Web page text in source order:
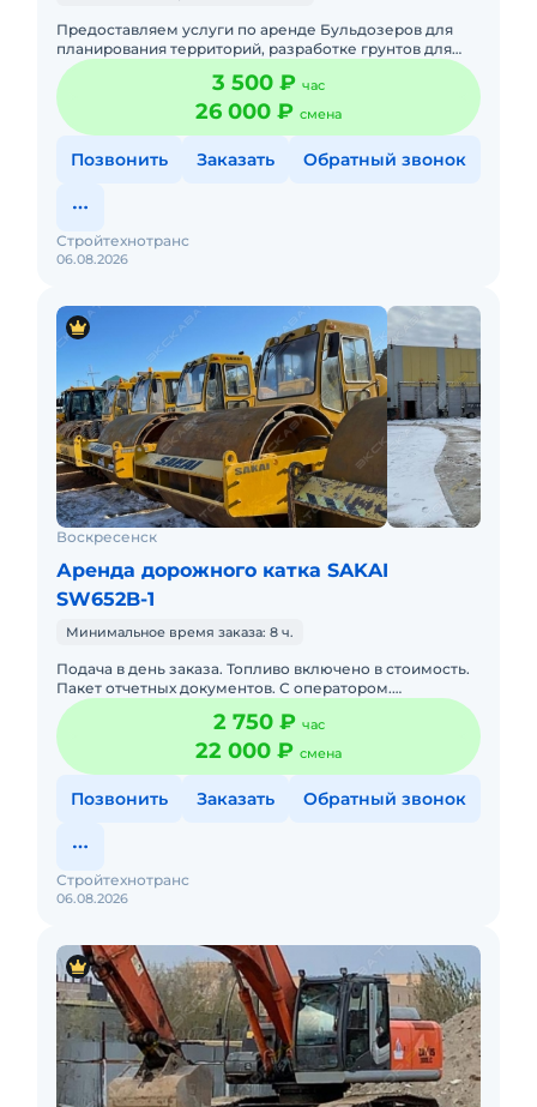
Предоставляем услуги по аренде Бульдозеров для
планирования территорий, разработке грунтов для
котлованов, траншей, разравнивание грунта, снятие
растительного с
3 500 ₽ час
26 000 ₽ смена
Позвонить Заказать Обратный звонок
06.08.2026
Стройтехнотранс
Воскресенск
Аренда дорожного катка SAKAI
SW652B-1
Минимальное время заказа: 8 ч.
Подача в день заказа. Топливо включено в стоимость.
Пакет отчетных документов. С оператором.
Долгосрочная аренда. Краткосрочная аренда. Сейчас
свободна.
2 750 ₽ час
22 000 ₽ смена
Позвонить Заказать Обратный звонок
06.08.2026
Стройтехнотранс